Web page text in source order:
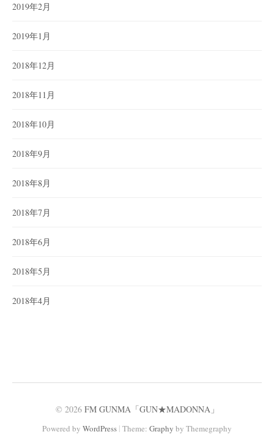
2019年2月
2019年1月
2018年12月
2018年11月
2018年10月
2018年9月
2018年8月
2018年7月
2018年6月
2018年5月
2018年4月
© 2026 FM GUNMA「GUN★MADONNA」
Powered by WordPress | Theme: Graphy by Themegraphy